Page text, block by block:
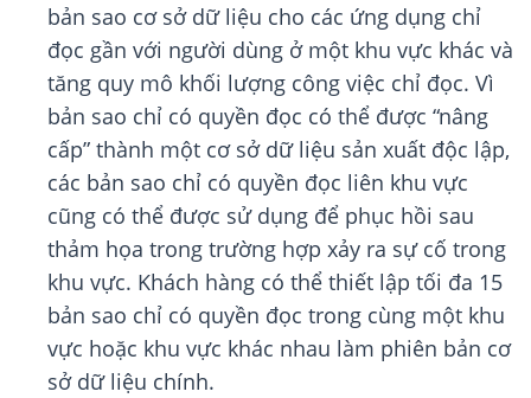
bản sao cơ sở dữ liệu cho các ứng dụng chỉ
đọc gần với người dùng ở một khu vực khác và
tăng quy mô khối lượng công việc chỉ đọc. Vì
bản sao chỉ có quyền đọc có thể được “nâng
cấp” thành một cơ sở dữ liệu sản xuất độc lập,
các bản sao chỉ có quyền đọc liên khu vực
cũng có thể được sử dụng để phục hồi sau
thảm họa trong trường hợp xảy ra sự cố trong
khu vực. Khách hàng có thể thiết lập tối đa 15
bản sao chỉ có quyền đọc trong cùng một khu
vực hoặc khu vực khác nhau làm phiên bản cơ
sở dữ liệu chính.